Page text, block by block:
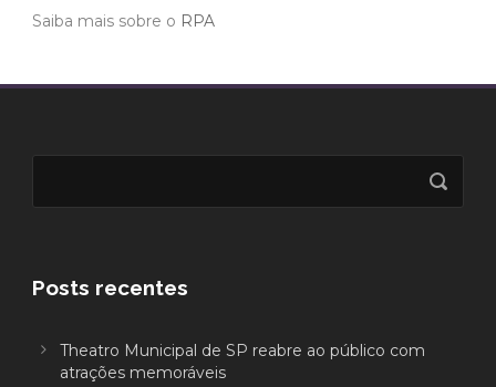
Saiba mais sobre o RPA
Posts recentes
Theatro Municipal de SP reabre ao público com
atrações memoráveis